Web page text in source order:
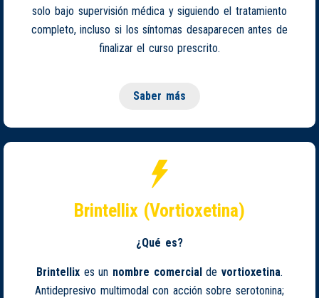
solo bajo supervisión médica y siguiendo el tratamiento
completo, incluso si los síntomas desaparecen antes de
finalizar el curso prescrito.
Saber más
Brintellix (Vortioxetina)
¿Qué es?
Brintellix es un nombre comercialde vortioxetina.
Antidepresivo multimodal con acción sobre serotonina;